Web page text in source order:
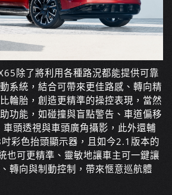
除了將利用各種路況都能提供可靠
系統，結合可帶來更佳路感、轉向精
輪胎，創造更精準的操控表現，當然
功能，如碰撞與盲點警告、車道偏移
頭透視與車頭廣角攝影，此外還輔
彩色抬頭顯示器，且如今2.1版本的
也可更精準、靈敏地讓車主可一鍵讓
轉向與制動控制，帶來愜意巡航體